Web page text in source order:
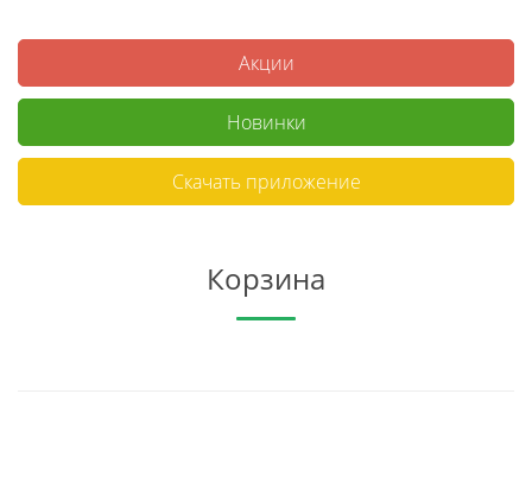
Акции
Новинки
Скачать приложение
Корзина